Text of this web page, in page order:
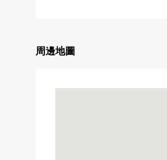
0張貼LDK、全居室層瓷磚
周邊地圖